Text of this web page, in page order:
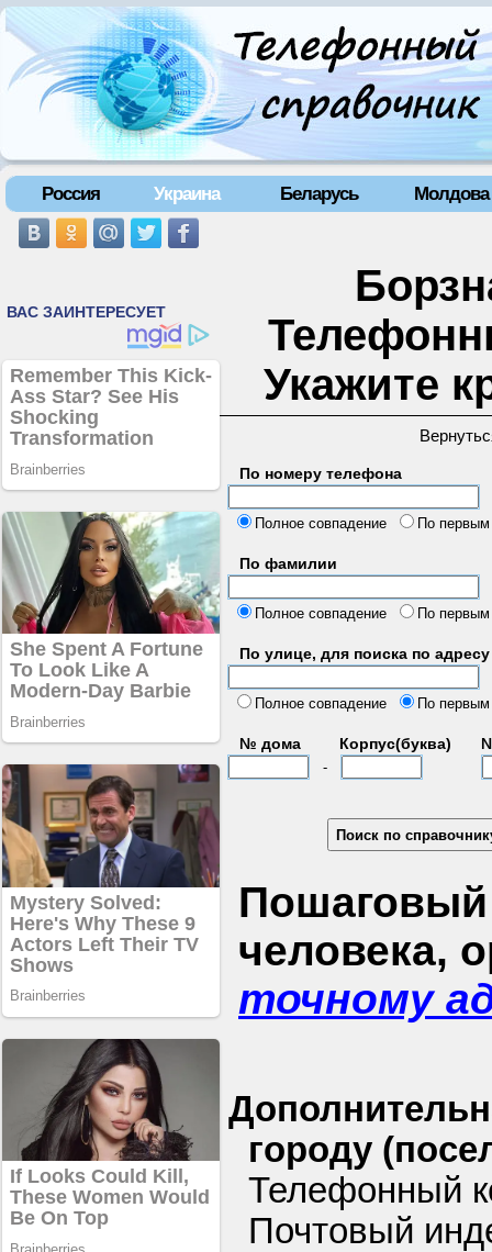
Россия Украина Беларусь Молдова
Укажите
По номеру телефона
Полное совпадение
По
По фамилии
Полное совпадение По
По улице, для поиска по адресу
Полное совпадение
По
№ дома Корпус(буква)
-
Пошаговый
человека,
точному
городу
Телефонный
Почтовый